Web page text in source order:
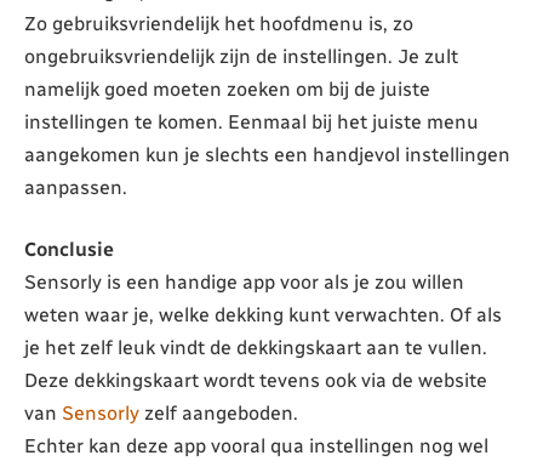
Zo gebruiksvriendelijk het hoofdmenu is, zo
ongebruiksvriendelijk zijn de instellingen. Je zult
namelijk goed moeten zoeken om bij de juiste
instellingen te komen. Eenmaal bij het juiste menu
aangekomen kun je slechts een handjevol instellingen
aanpassen.
Conclusie
Sensorly is een handige app voor als je zou willen
weten waar je, welke dekking kunt verwachten. Of als
je het zelf leuk vindt de dekkingskaart aan te vullen.
Deze dekkingskaart wordt tevens ook via de website
van Sensorly zelf aangeboden.
Echter kan deze app vooral qua instellingen nog wel